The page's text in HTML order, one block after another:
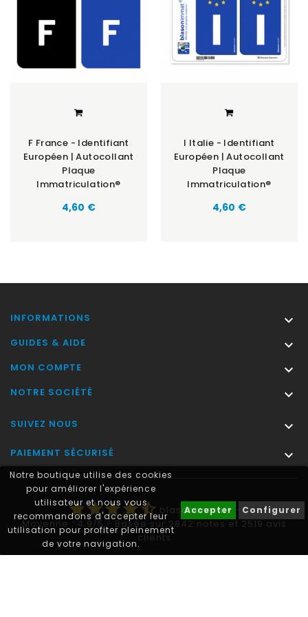
Notre boutique utilise des cookies
pour améliorer l'expérience
utilisateur et nous vous
recommandons d'accepter leur
utilisation pour profiter pleinement
de votre navigation.
Accepter Configurer
F France - Identifiant
Européen | Autocollant
Plaque
Immatriculation®
Prix
4,60 €
I Italie - Identifiant
Européen | Autocollant
Plaque
Immatriculation®
Prix
4,60 €
INFORMATIONS 
GUIDES & AIDE 
MON COMPTE 
NOTRE SOCIÉTÉ 
SUIVEZ NOUS 
PAIEMENT SÉCURISÉ 
starstarstarstarstar_half blasonimmat® -
Moyenne :4.9/5- Basée sur 2842notes et2519avis
clients